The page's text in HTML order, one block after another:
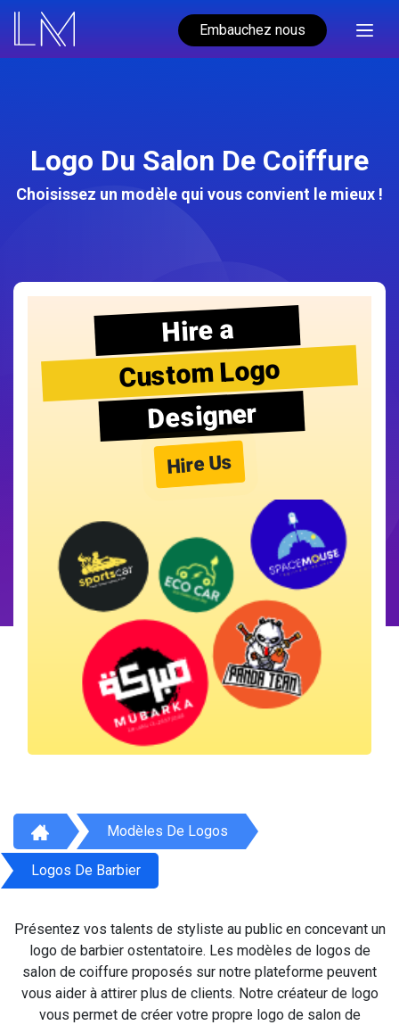
Embauchez nous
Logo Du Salon De Coiffure
Choisissez un modèle qui vous convient le mieux !
Hire a
Custom Logo
Designer
Hire Us
Modèles De Logos
Logos De Barbier
Présentez vos talents de styliste au public en concevant un
logo de barbier ostentatoire. Les modèles de logos de
salon de coiffure proposés sur notre plateforme peuvent
vous aider à attirer plus de clients. Notre créateur de logo
vous permet de créer votre propre logo de salon de